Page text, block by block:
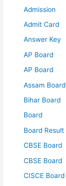
Admission
Admit Card
Answer Key
AP Board
AP Board
Assam Board
Bihar Board
Board
Board Result
CBSE Board
CBSE Board
CISCE Board